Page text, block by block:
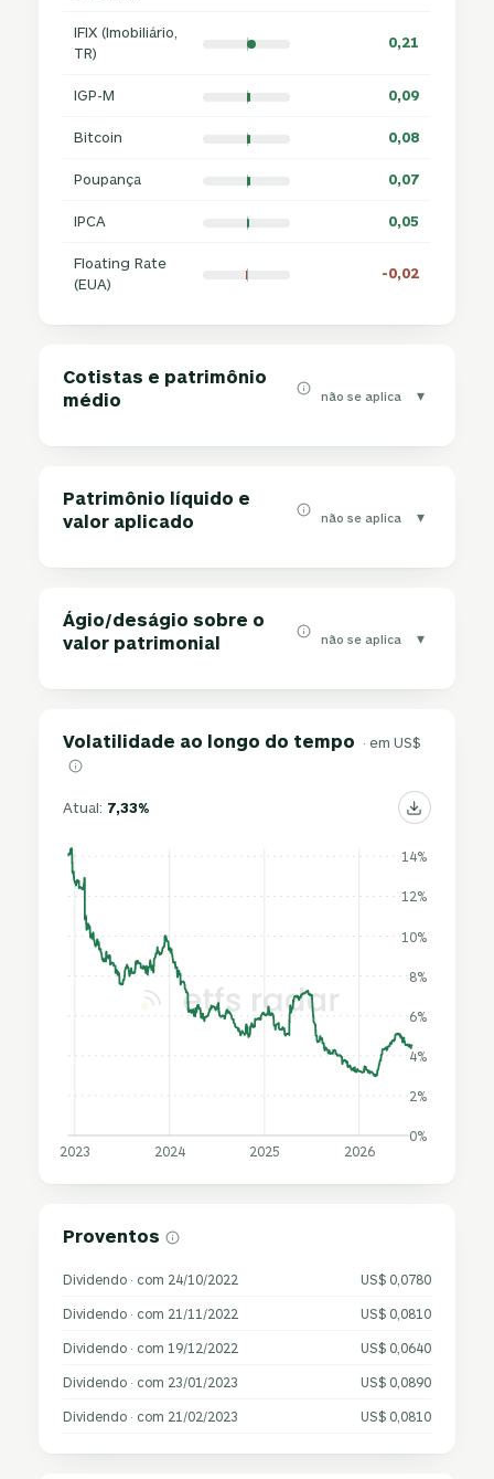
IFIX (Imobiliário,
TR)
0,21
IGP-M 0,09
Bitcoin 0,08
Poupança 0,07
IPCA 0,05
Floating Rate
(EUA)
-0,02
Cotistas e patrimônio
médio
não se aplica ▾
Patrimônio líquido e
valor aplicado
não se aplica ▾
Ágio/deságio sobre o
valor patrimonial
não se aplica ▾
Volatilidade ao longo do tempo · em US$
Atual: 7,33%
0%
2%
4%
6%
8%
10%
12%
14%
2023 2024 2025 2026
Proventos
Dividendo · com 24/10/2022 US$ 0,0780
Dividendo · com 21/11/2022 US$ 0,0810
Dividendo · com 19/12/2022 US$ 0,0640
Dividendo · com 23/01/2023 US$ 0,0890
Dividendo · com 21/02/2023 US$ 0,0810